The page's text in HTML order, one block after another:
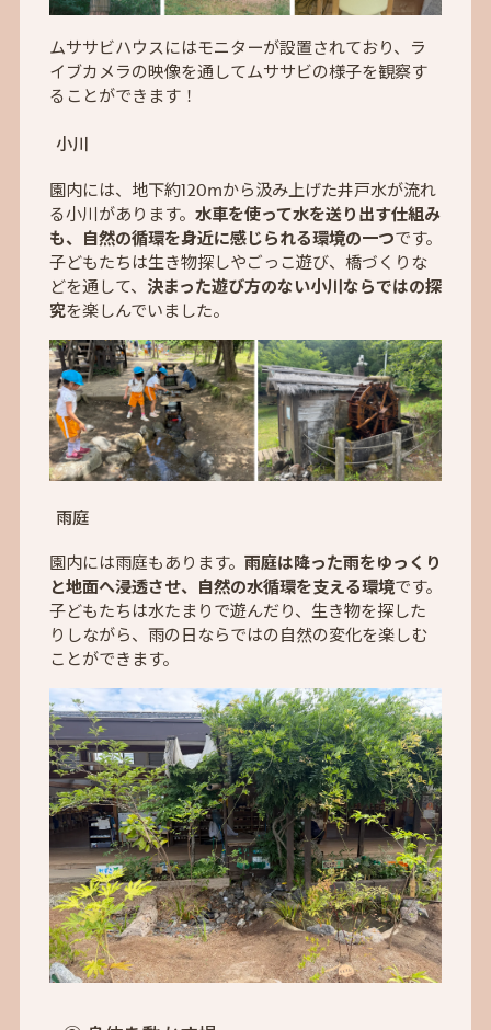
ムササビハウスにはモニターが設置されており、ラ
イブカメラの映像を通してムササビの様子を観察す
ることができます！
小川
園内には、地下約120mから汲み上げた井戸水が流れ
る小川があります。 水車を使って水を送り出す仕組み
も、自然の循環を身近に感じられる環境の一つです。
子どもたちは生き物探しやごっこ遊び、橋づくりな
どを通して、 決まった遊び方のない小川ならではの探
究を楽しんでいました。
雨庭
園内には雨庭もあります。 雨庭は降った雨をゆっくり
と地面へ浸透させ、自然の水循環を支える環境です。
子どもたちは水たまりで遊んだり、生き物を探した
りしながら、雨の日ならではの自然の変化を楽しむ
ことができます。